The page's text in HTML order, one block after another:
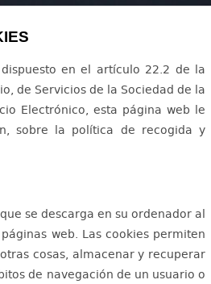
en el artículo 22.2 de la
de Servicios de la Sociedad de la
Electrónico, esta página web le
sobre la política de recogida y
se descarga en su ordenador al
web. Las cookies permiten
cosas, almacenar y recuperar
de navegación de un usuario o